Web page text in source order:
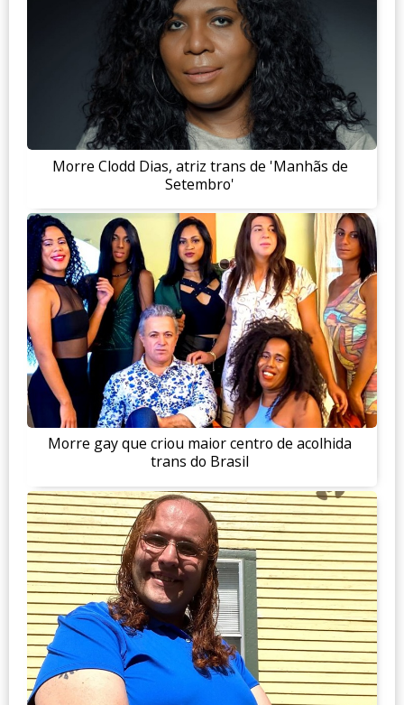
Morre Clodd Dias, atriz trans de 'Manhãs de
Setembro'
Morre gay que criou maior centro de acolhida
trans do Brasil